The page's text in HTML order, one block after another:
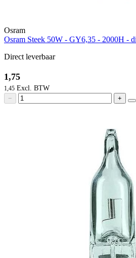
Osram
Osram Steek 50W - GY6,35 - 2000H -
Direct leverbaar
1,75
1,45
− +